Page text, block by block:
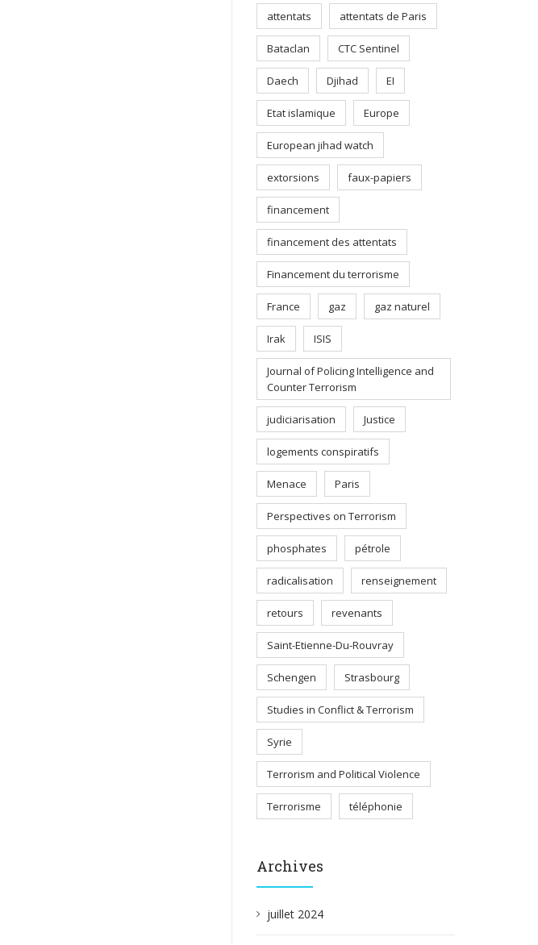
attentats attentats de Paris
Bataclan CTC Sentinel
Daech Djihad EI
Etat islamique Europe
European jihad watch
extorsions faux-papiers
financement
financement des attentats
Financement du terrorisme
France gaz gaz naturel
Irak ISIS
Journal of Policing Intelligence and
Counter Terrorism
judiciarisation Justice
logements conspiratifs
Menace Paris
Perspectives on Terrorism
phosphates pétrole
radicalisation renseignement
retours revenants
Saint-Etienne-Du-Rouvray
Schengen Strasbourg
Studies in Conflict & Terrorism
Syrie
Terrorism and Political Violence
Terrorisme téléphonie
Archives
juillet 2024